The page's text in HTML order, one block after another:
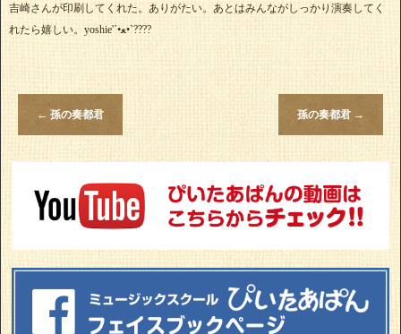
吉崎さんが印刷してくれた。ありがたい。あとはみんながしっかり演奏してく
れたら嬉しい。yoshie'‎´•ﻌ•`????
← 孫の奏都君 孫の奏都君 →